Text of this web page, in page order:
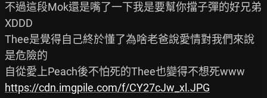
不過這段Mok還是嘴了一下我是要幫你擋子彈的好兄弟
XDDD
Thee是覺得自己終於懂了為啥老爸說愛情對我們來說
是危險的
https://cdn.imgpile.com/f/CY27cJw_xl.JPG